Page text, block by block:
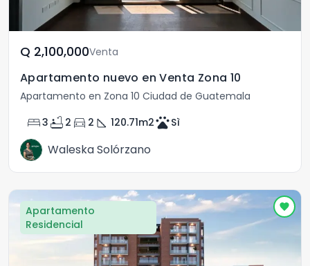
Q	2,100,000Venta
Apartamento nuevo en Venta Zona 10
Apartamento en Zona 10 Ciudad de Guatemala
bed3 bathtub 2 directions_car 2 square_foot 120.71m2petsSì
Waleska Solórzano
Apartamento
Residencial